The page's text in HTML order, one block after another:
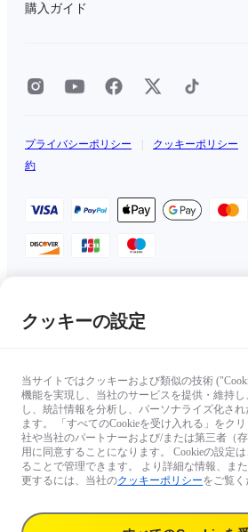
購入ガイド
プライバシーポリシー クッキーポリシー
約
Copyright © 2025 Insta360 All rights reserved.
クッキーの設定
当サイトではクッキーおよび類似の技術
機能を実現し、当社のサービスを提供・維持
し、統計情報を分析し、パーソナライズ化さ
ます。 「すべてのCookieを受け入れる」をク
社や当社のパートナーおよび/または第三者（
用に同意することになります。 Cookieの設定
ることで管理できます。 より詳細な情報、ま
更するには、当社のクッキーポリシーをご覧く